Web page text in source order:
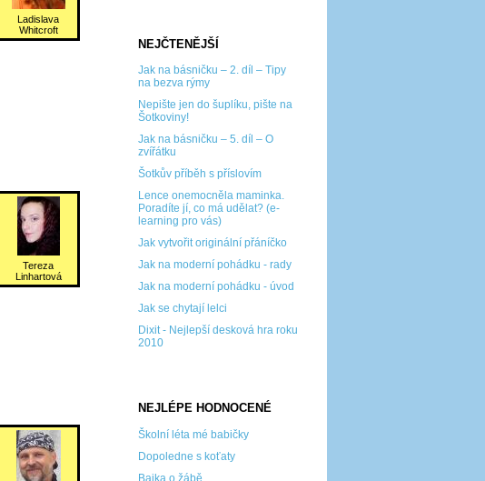
NEJČTENĚJŠÍ
Jak na básničku – 2. díl – Tipy
na bezva rýmy
Nepište jen do šuplíku, pište na
Šotkoviny!
Jak na básničku – 5. díl – O
zvířátku
Šotkův příběh s příslovím
Lence onemocněla maminka.
Poradíte jí, co má udělat? (e-
learning pro vás)
Jak vytvořit originální přáníčko
Jak na moderní pohádku - rady
Jak na moderní pohádku - úvod
Jak se chytají lelci
Dixit - Nejlepší desková hra roku
2010
NEJLÉPE HODNOCENÉ
Školní léta mé babičky
Dopoledne s koťaty
Bajka o žábě
Ladislava
Whitcroft
Tereza
Linhartová